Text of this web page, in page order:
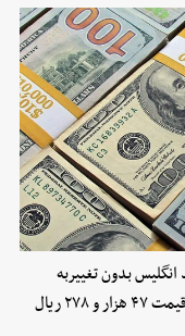
انگلیس بدون تغییربه
قیمت ۵۲ هزار و ۶۹۰ ریال و هر یورو بدون تغییر به قیمت ۴۷ هزار و ۲۷۸ ریال